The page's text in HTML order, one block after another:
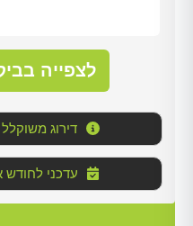
לצפייה
דירוג משוקלל 5 לפי 118 המלצות
2026 עדכני